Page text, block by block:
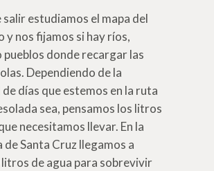
estudiamos el mapa del
y nos fijamos si hay ríos,
pueblos donde recargar las
Dependiendo de la
días que estemos en la ruta
sea, pensamos los litros
necesitamos llevar. En la
de Santa Cruz llegamos a
de agua para sobrevivir